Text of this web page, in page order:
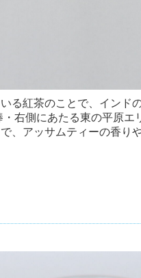
る紅茶のことで、インド
右側にあたる東の平原
、アッサムティーの香り